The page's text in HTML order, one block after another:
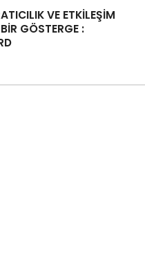
VE ETKILEŞIM
GÖSTERGE :